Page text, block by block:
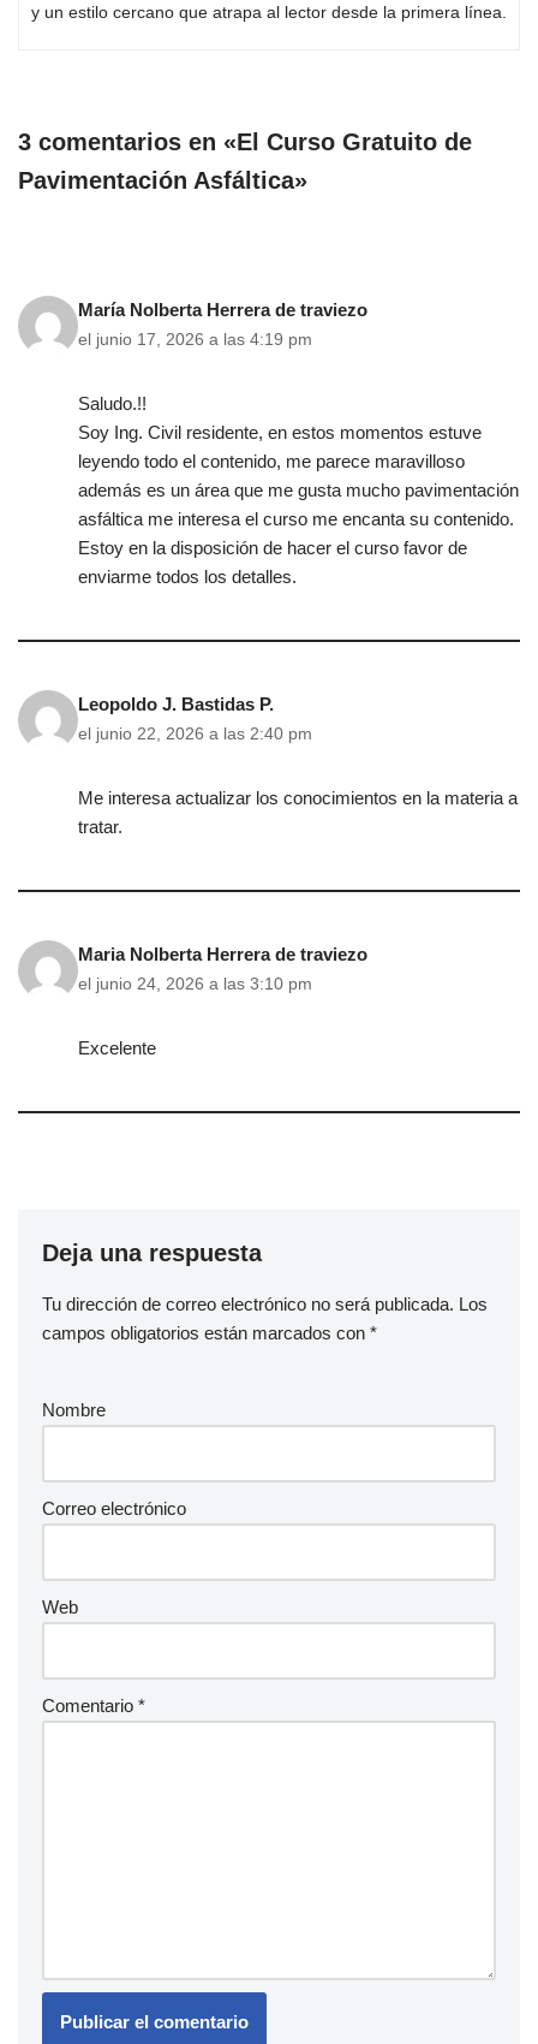
y un estilo cercano que atrapa al lector desde la primera línea.
3 comentarios en «El Curso Gratuito de
Pavimentación Asfáltica»
María Nolberta Herrera de traviezo
el junio 17, 2026 a las 4:19 pm
Saludo.!!
Soy Ing. Civil residente, en estos momentos estuve
leyendo todo el contenido, me parece maravilloso
además es un área que me gusta mucho pavimentación
asfáltica me interesa el curso me encanta su contenido.
Estoy en la disposición de hacer el curso favor de
enviarme todos los detalles.
Leopoldo J. Bastidas P.
el junio 22, 2026 a las 2:40 pm
Me interesa actualizar los conocimientos en la materia a
tratar.
Maria Nolberta Herrera de traviezo
el junio 24, 2026 a las 3:10 pm
Excelente
Deja una respuesta
Tu dirección de correo electrónico no será publicada. Los
campos obligatorios están marcados con *
Nombre
Correo electrónico
Web
Comentario *